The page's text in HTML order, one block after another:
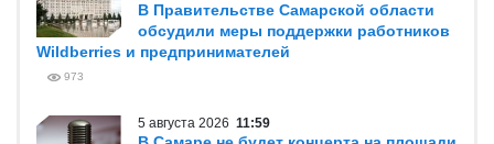
В Правительстве Самарской области
обсудили меры поддержки работников
Wildberries и предпринимателей
973
5 августа 2026 11:59